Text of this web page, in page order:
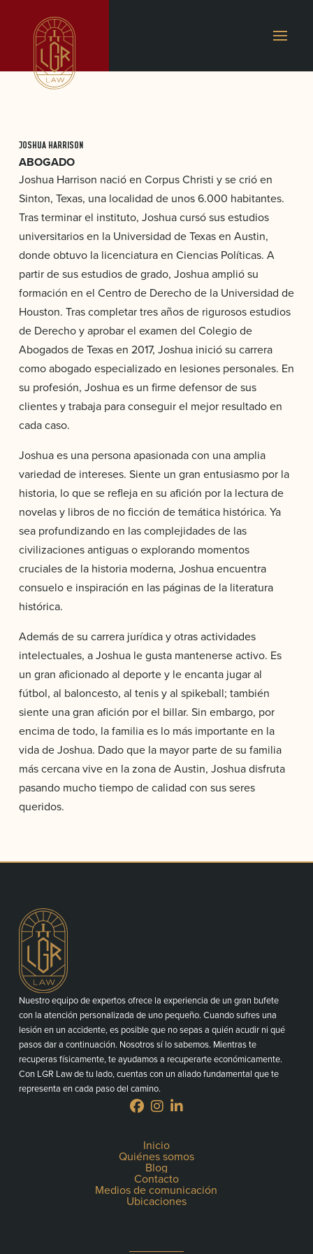
JOSHUA HARRISON
ABOGADO
Joshua Harrison nació en Corpus Christi y se crió en
Sinton, Texas, una localidad de unos 6.000 habitantes.
Tras terminar el instituto, Joshua cursó sus estudios
universitarios en la Universidad de Texas en Austin,
donde obtuvo la licenciatura en Ciencias Políticas. A
partir de sus estudios de grado, Joshua amplió su
formación en el Centro de Derecho de la Universidad de
Houston. Tras completar tres años de rigurosos estudios
de Derecho y aprobar el examen del Colegio de
Abogados de Texas en 2017, Joshua inició su carrera
como abogado especializado en lesiones personales. En
su profesión, Joshua es un firme defensor de sus
clientes y trabaja para conseguir el mejor resultado en
cada caso.
Joshua es una persona apasionada con una amplia
variedad de intereses. Siente un gran entusiasmo por la
historia, lo que se refleja en su afición por la lectura de
novelas y libros de no ficción de temática histórica. Ya
sea profundizando en las complejidades de las
civilizaciones antiguas o explorando momentos
cruciales de la historia moderna, Joshua encuentra
consuelo e inspiración en las páginas de la literatura
histórica.
Además de su carrera jurídica y otras actividades
intelectuales, a Joshua le gusta mantenerse activo. Es
un gran aficionado al deporte y le encanta jugar al
fútbol, al baloncesto, al tenis y al spikeball; también
siente una gran afición por el billar. Sin embargo, por
encima de todo, la familia es lo más importante en la
vida de Joshua. Dado que la mayor parte de su familia
más cercana vive en la zona de Austin, Joshua disfruta
pasando mucho tiempo de calidad con sus seres
queridos.
Nuestro equipo de expertos ofrece la experiencia de un gran bufete
con la atención personalizada de uno pequeño. Cuando sufres una
lesión en un accidente, es posible que no sepas a quién acudir ni qué
pasos dar a continuación. Nosotros sí lo sabemos. Mientras te
recuperas físicamente, te ayudamos a recuperarte económicamente.
Con LGR Law de tu lado, cuentas con un aliado fundamental que te
representa en cada paso del camino.
Inicio
Quiénes somos
Blog
Contacto
Medios de comunicación
Ubicaciones